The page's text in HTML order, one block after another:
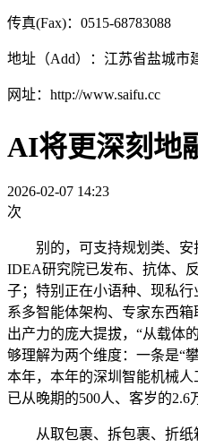
传真(Fax)：0515-68783088
地址（Add）：江苏省盐城市
网址：http://www.saifu.cc
AI将更深刻地
2026-02-07 14:23
次
别的，可支持规划类、安
IDEA研究院已发布、抗体、
子；特别正在小语种、现私
系多智能体架构、专家东西
出产力的庞大提拔，“从载体
够理解为两个维度：一条是“
本年，本年的深圳智能机械
已从晚期的500人、客岁的2.6
从取包裹、拆包裹、折纸